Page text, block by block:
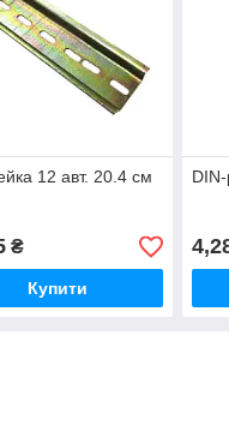
12 авт. 20.4 см
₴
Купити